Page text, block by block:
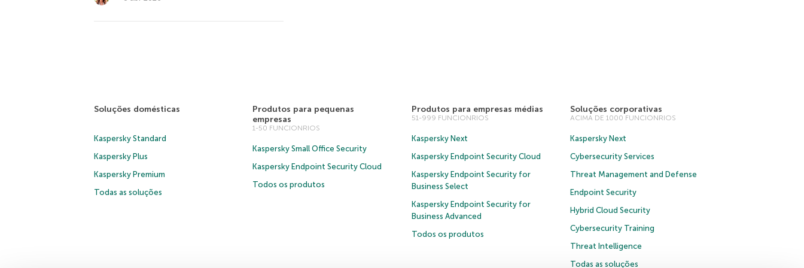
Soluções domésticas
Kaspersky Standard
Kaspersky Plus
Kaspersky Premium
Todas as soluções
Produtos para pequenas
empresas
1-50 FUNCIONRIOS
Kaspersky Small Office Security
Kaspersky Endpoint Security Cloud
Todos os produtos
Produtos para empresas médias
51-999 FUNCIONRIOS
Kaspersky Next
Kaspersky Endpoint Security Cloud
Kaspersky Endpoint Security for
Business Select
Kaspersky Endpoint Security for
Business Advanced
Todos os produtos
Soluções corporativas
ACIMA DE 1000 FUNCIONRIOS
Kaspersky Next
Cybersecurity Services
Threat Management and Defense
Endpoint Security
Hybrid Cloud Security
Cybersecurity Training
Threat Intelligence
Todas as soluções